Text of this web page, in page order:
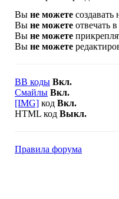
Вы не можете
Вы не можете отвечать
Вы не можете
Вы не можете
BB коды Вкл.
Смайлы Вкл.
[IMG] код Вкл.
HTML код Выкл.
Правила форума